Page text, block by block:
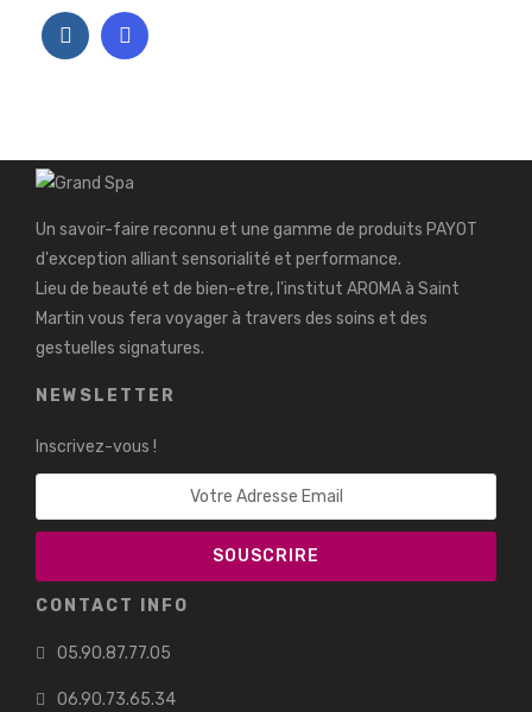
Un savoir-faire reconnu et une gamme de produits PAYOT
d'exception alliant sensorialité et performance.
Lieu de beauté et de bien-etre, l'institut AROMA à Saint
Martin vous fera voyager à travers des soins et des
gestuelles signatures.
NEWSLETTER
Inscrivez-vous !
CONTACT INFO
05.90.87.77.05
06.90.73.65.34